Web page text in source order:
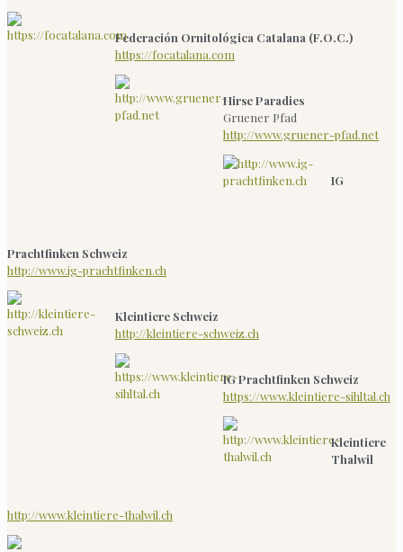
Federación Ornitológica Catalana (F.O.C.)
https://focatalana.com
Hirse Paradies
Gruener Pfad
http://www.gruener-pfad.net
IG
Prachtfinken Schweiz
http://www.ig-prachtfinken.ch
Kleintiere Schweiz
http://kleintiere-schweiz.ch
IG Prachtfinken Schweiz
https://www.kleintiere-sihltal.ch
Kleintiere
Thalwil
http://www.kleintiere-thalwil.ch